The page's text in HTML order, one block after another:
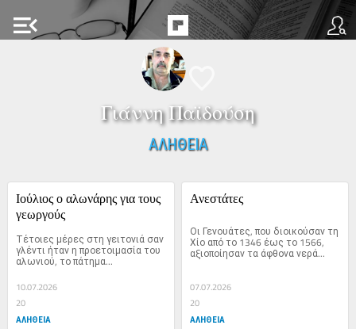
menu_open
Γιάννη Παϊδούση
ΑΛΗΘΕΙΑ
Ιούλιος ο αλωνάρης για τους
γεωργούς
Τέτοιες μέρες στη γειτονιά σαν
γλέντι ήταν η προετοιμασία του
αλωνιού, το πάτημα...
10.07.2026
20
ΑΛΗΘΕΙΑ
Ανεστάτες
Οι Γενουάτες, που διοικούσαν τη
Χίο από το 1346 έως το 1566,
αξιοποίησαν τα άφθονα νερά...
07.07.2026
20
ΑΛΗΘΕΙΑ